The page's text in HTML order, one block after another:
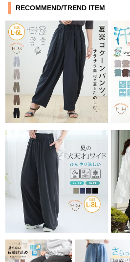
RECOMMEND/TREND ITEM